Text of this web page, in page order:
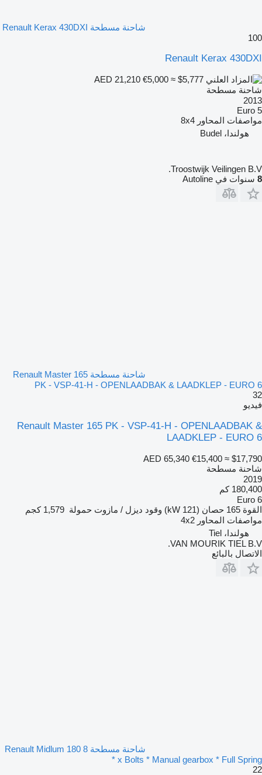
شاحنة مسطحة Renault Kerax 430DXI
100
Renault Kerax 430DXI
€5,000 ≈ $5,777
شاحنة مسطحة
2013
Euro 5
مواصفات المحاور 8x4
هولندا، Budel
Troostwijk Veilingen B.V.
8 سنوات في Autoline
شاحنة مسطحة Renault Master 165
PK - VSP-41-H - OPENLAADBAK & LAADKLEP - EURO 6
32
فيديو
Renault Master 165 PK - VSP-41-H - OPENLAADBAK &
LAADKLEP - EURO 6
AED 65,340 €15,400 ≈ $17,790
شاحنة مسطحة
2019
180,400 كم
Euro 6
القوة 165 حصان (121 kW) وقود ديزل / مازوت حمولة 1,579 كجم
مواصفات المحاور 4x2
هولندا، Tiel
VAN MOURIK TIEL B.V.
الاتصال بالبائع
شاحنة مسطحة Renault Midlum 180 8
x Bolts * Manual gearbox * Full Spring *
22